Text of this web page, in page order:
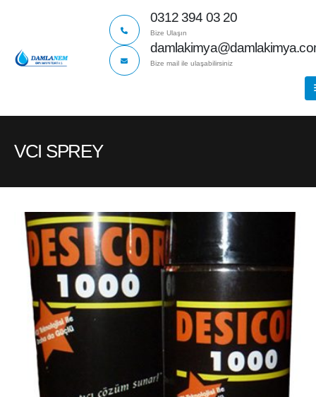
0312 394 03 20
Bize Ulaşın
Bize mail ile ulaşabilirsiniz
VCI SPREY